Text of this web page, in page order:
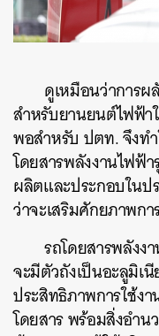
ดูเหมือนว่าการผ
สำหรับยานยนต์ไฟฟ้า
พอสำหรับ ปตท. จึงท
โดยสารพลังงานไฟฟ้
ผลิตและประกอบในป
ว่าจะเสริมศักยภาพก
รถโดยสารพลังง
จะมีตัวถังเป็นอะลูมิเ
ประสิทธิภาพการใช้ง
โดยสาร พร้อมสิ่งอำ